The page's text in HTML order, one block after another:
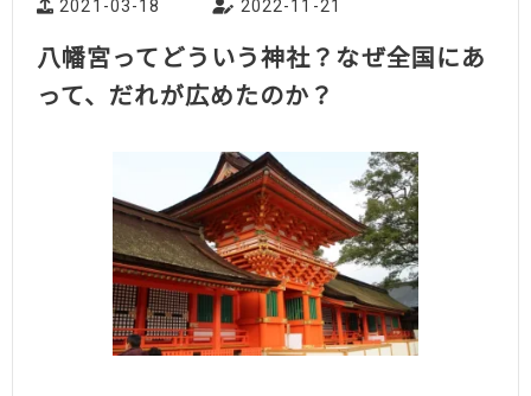
2021-03-18 2022-11-21
八幡宮ってどういう神社？なぜ全国にあ
って、だれが広めたのか？